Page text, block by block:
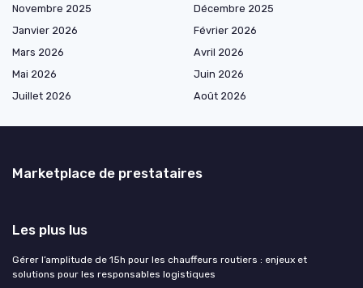
Novembre 2025
Décembre 2025
Janvier 2026
Février 2026
Mars 2026
Avril 2026
Mai 2026
Juin 2026
Juillet 2026
Août 2026
Marketplace de prestataires
Les plus lus
Gérer l’amplitude de 15h pour les chauffeurs routiers : enjeux et
solutions pour les responsables logistiques